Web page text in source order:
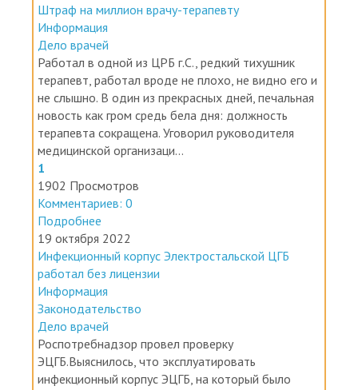
Информация
Дело врачей
Работал в одной из ЦРБ г.С., редкий тихушник
терапевт, работал вроде не плохо, не видно его и
не слышно. В один из прекрасных дней, печальная
новость как гром средь бела дня: должность
терапевта сокращена. Уговорил руководителя
медицинской организаци...
1
1902 Просмотров
Комментариев: 0
Подробнее
19 октября 2022
Инфекционный корпус Электростальской ЦГБ
работал без лицензии
Информация
Законодательство
Дело врачей
Роспотребнадзор провел проверку
ЭЦГБ.Выяснилось, что эксплуатировать
инфекционный корпус ЭЦГБ, на который было
выделено 450 млн. рублей, по назначению нельзя